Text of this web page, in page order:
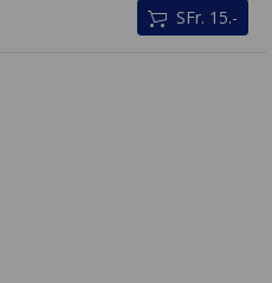
SFr. 15.-